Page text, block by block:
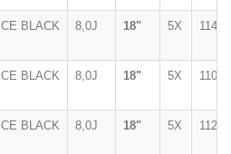
ICE BLACK 8,0J 18" 5X 114,3
ICE BLACK 8,0J 18" 5X 110
ICE BLACK 8,0J 18" 5X 112